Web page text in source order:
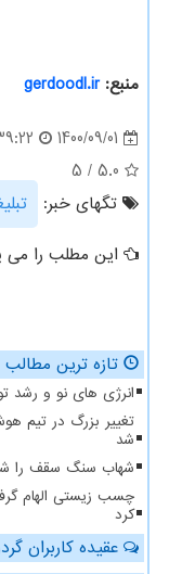
منبع:gerdoodl.ir
1400/09/01
5.0
/
5
تگهای خبر:
این مطلب را می
تازه ترین مطالب
انرژی های نو و رشد
تغییر بزرگ در تیم
شد
شهاب سنگ سقف را
چسب زیستی الهام
کرد
عقیده کاربران